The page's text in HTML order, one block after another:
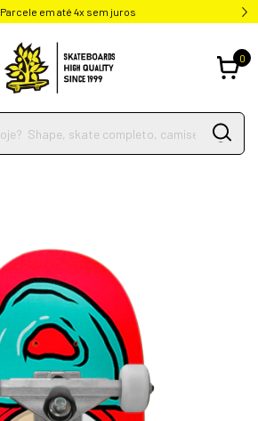
Parcele em até 4x sem juros
0